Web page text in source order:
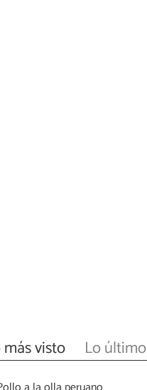
más visto Lo último